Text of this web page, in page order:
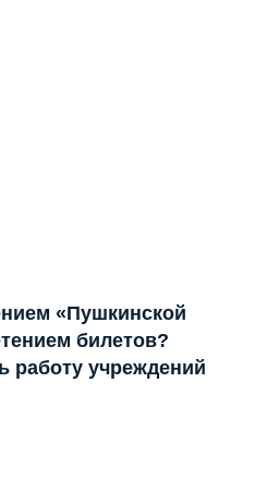
«Пушкинской
билетов?
работу учреждений